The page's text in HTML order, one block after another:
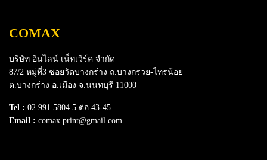
COMAX
บริษัท อินไลน์ เน็ทเวิร์ค จำกัด
87/2 หมู่ที่3 ซอยวัดบางกร่าง ถ.บางกรวย-ไทรน้อย
ต.บางกร่าง อ.เมือง จ.นนทบุรี 11000
Tel : 02 991 5804 5 ต่อ 43-45
Email : comax.print@gmail.com